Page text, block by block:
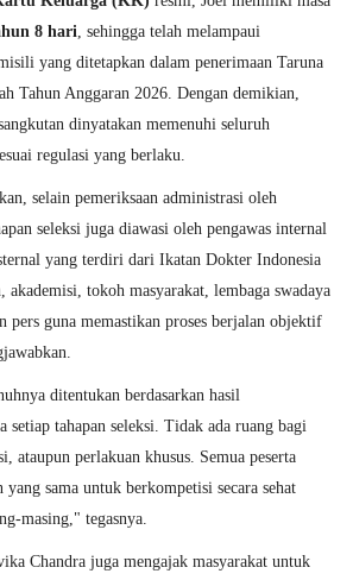
8 hari, sehingga telah melampaui
yang ditetapkan dalam penerimaan Taruna
Tahun Anggaran 2026. Dengan demikian,
dinyatakan memenuhi seluruh
regulasi yang berlaku.
selain pemeriksaan administrasi oleh
seleksi juga diawasi oleh pengawas internal
yang terdiri dari Ikatan Dokter Indonesia
tokoh masyarakat, lembaga swadaya
pers guna memastikan proses berjalan objektif
ditentukan berdasarkan hasil
setiap tahapan seleksi. Tidak ada ruang bagi
ataupun perlakuan khusus. Semua peserta
yang sama untuk berkompetisi secara sehat
masing," tegasnya.
Chandra juga mengajak masyarakat untuk